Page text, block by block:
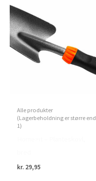
Alle produkter
(Lagerbeholdning er større end
1)
kr. 29,95